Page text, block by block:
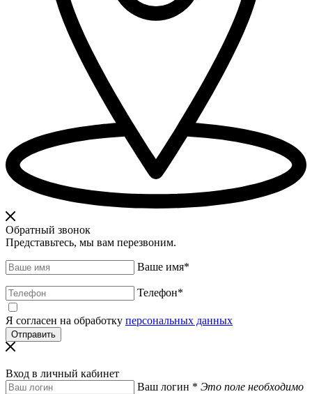
Обратный звонок
Представьтесь, мы вам перезвоним.
Ваше имя*
Телефон*
Я согласен на обработку персональных данных
Вход в личный кабинет
Ваш логин * Это поле необходимо